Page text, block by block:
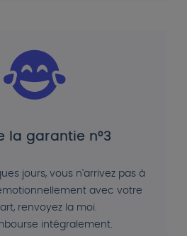
la garantie n°3
jours, vous n'arrivez pas à
avec votre
renvoyez la moi.
intégralement.